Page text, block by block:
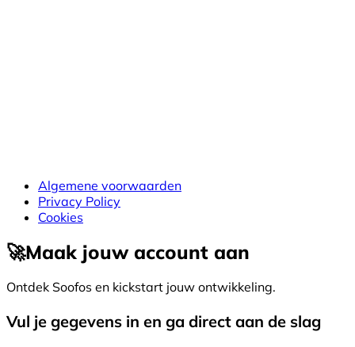
Algemene voorwaarden
Privacy Policy
Cookies
🚀Maak jouw account aan
Ontdek Soofos en kickstart jouw ontwikkeling.
Vul je gegevens in en ga direct aan de slag